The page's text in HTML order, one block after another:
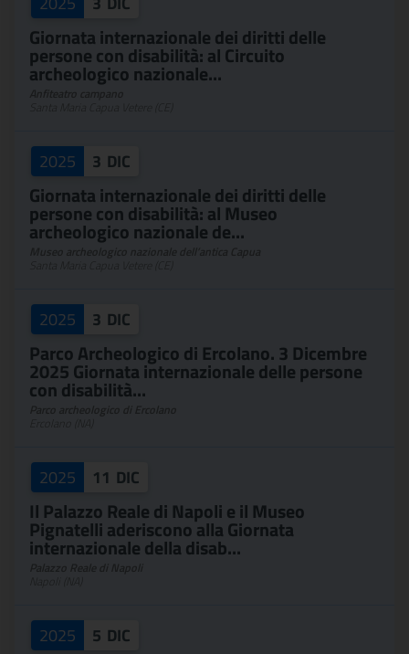
Giornata internazionale dei diritti delle
persone con disabilità: al Circuito
archeologico nazionale...
2025 3 DIC
Giornata internazionale dei diritti delle
persone con disabilità: al Museo
archeologico nazionale de...
2025 3 DIC
Parco Archeologico di Ercolano. 3 Dicembre
2025 Giornata internazionale delle persone
con disabilità...
2025 11 DIC
Il Palazzo Reale di Napoli e il Museo
Pignatelli aderiscono alla Giornata
internazionale della disab...
2025 5 DIC